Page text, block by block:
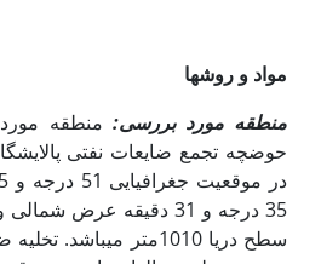
مواد و روش­ها
منطقه مورد بررسی: منطقه
حوضچه تجمع ضایعات نفتی
35 درجه و 31 دقیقه عرض
سطح دریا 1010متر